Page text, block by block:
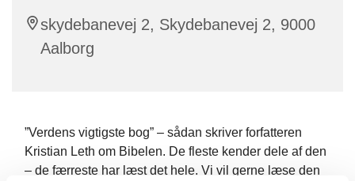
skydebanevej 2, Skydebanevej 2, 9000
Aalborg
”Verdens vigtigste bog” – sådan skriver forfatteren
Kristian Leth om Bibelen. De fleste kender dele af den
– de færreste har læst det hele. Vi vil gerne læse den